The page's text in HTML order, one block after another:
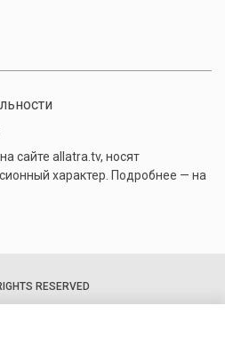
сайте allatra.tv, носят
характер. Подробнее — на
RESERVED